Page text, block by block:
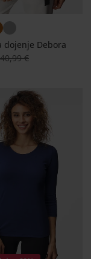
dojenje Debora
Prvotna cena
40,99 €